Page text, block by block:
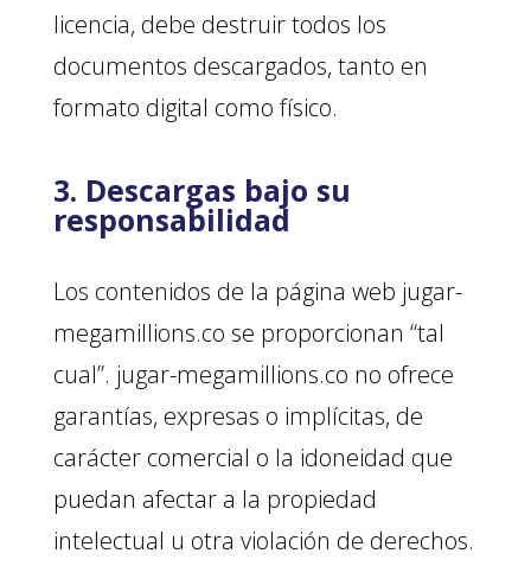
licencia, debe destruir todos los
documentos descargados, tanto en
formato digital como físico.
3. Descargas bajo su
responsabilidad
Los contenidos de la página web jugar-
megamillions.co se proporcionan “tal
cual”. jugar-megamillions.co no ofrece
garantías, expresas o implícitas, de
carácter comercial o la idoneidad que
puedan afectar a la propiedad
intelectual u otra violación de derechos.